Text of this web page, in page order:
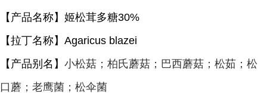
【产品名称】姬松茸多糖30%
【拉丁名称】 Agaricus blazei
【产品别名】 小松菇 ； 柏氏蘑菇 ； 巴西蘑菇 ； 松茹 ； 松
口蘑 ； 老鹰菌 ； 松伞菌